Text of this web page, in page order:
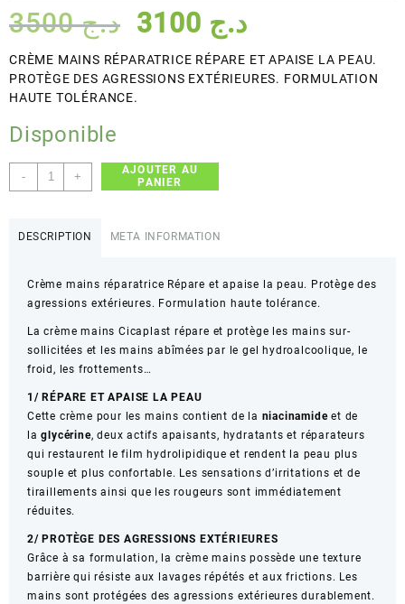
د.ج3500 Le
prix
initial
était :
د.ج
actuel
est :
CRÈME MAINS RÉPARATRICE RÉPARE ET APAISE LA PEAU.
PROTÈGE DES AGRESSIONS EXTÉRIEURES. FORMULATION
HAUTE TOLÉRANCE.
Disponible
-
quantité
de
Mains
50Ml
+
AJOUTER AU
PANIER
DESCRIPTION META INFORMATION
Crème mains réparatrice Répare et apaise la peau. Protège des
agressions extérieures. Formulation haute tolérance.
La crème mains Cicaplast répare et protège les mains sur-
sollicitées et les mains abîmées par le gel hydroalcoolique, le
froid, les frottements…
1/ RÉPARE ET APAISE LA PEAU
Cette crème pour les mains contient de la niacinamideet de
laglycérine, deux actifs apaisants, hydratants et réparateurs
qui restaurent le film hydrolipidique et rendent la peau plus
souple et plus confortable. Les sensations d’irritations et de
tiraillements ainsi que les rougeurs sont immédiatement
réduites.
2/ PROTÈGE DES AGRESSIONS EXTÉRIEURES
Grâce à sa formulation, la crème mains possède une texture
barrière qui résiste aux lavages répétés et aux frictions. Les
mains sont protégées des agressions extérieures durablement.